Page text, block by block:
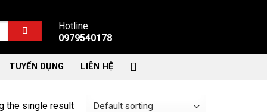
Hotline:
0979540178
TUYỂN DỤNG LIÊN HỆ
the single result